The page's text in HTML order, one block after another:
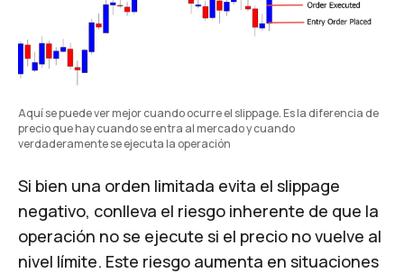
Aquí se puede ver mejor cuando ocurre el slippage. Es la diferencia de
precio que hay cuando se entra al mercado y cuando
verdaderamente se ejecuta la operación
Si bien una orden limitada evita el slippage
negativo, conlleva el riesgo inherente de que la
operación no se ejecute si el precio no vuelve al
nivel límite. Este riesgo aumenta en situaciones